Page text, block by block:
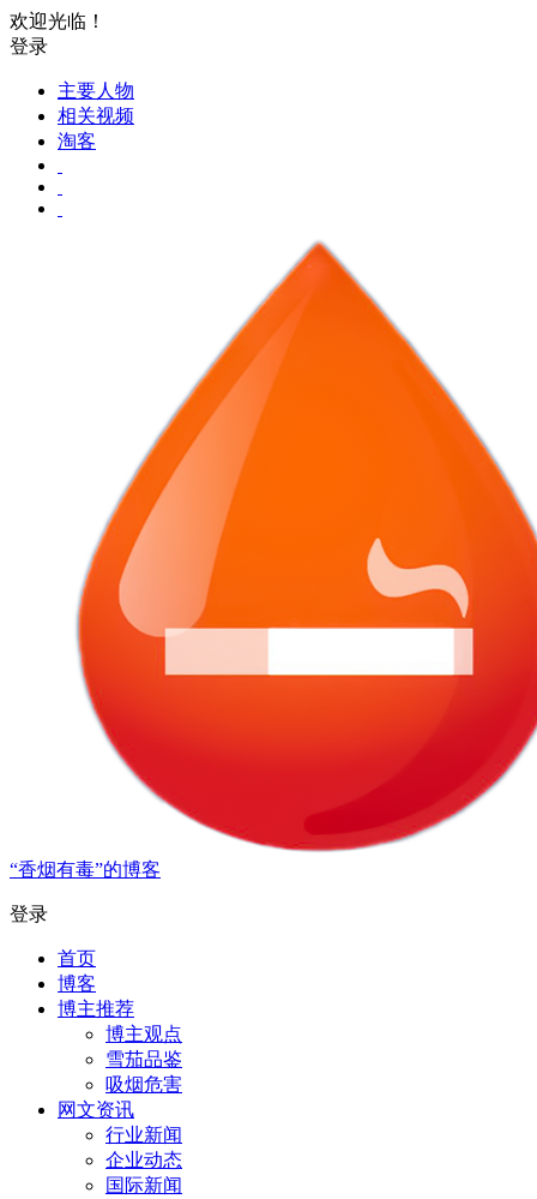
欢迎光临！
登录
主要人物
相关视频
淘客
“香烟有毒”的博客
登录
首页
博客
博主推荐
博主观点
雪茄品鉴
吸烟危害
网文资讯
行业新闻
企业动态
国际新闻